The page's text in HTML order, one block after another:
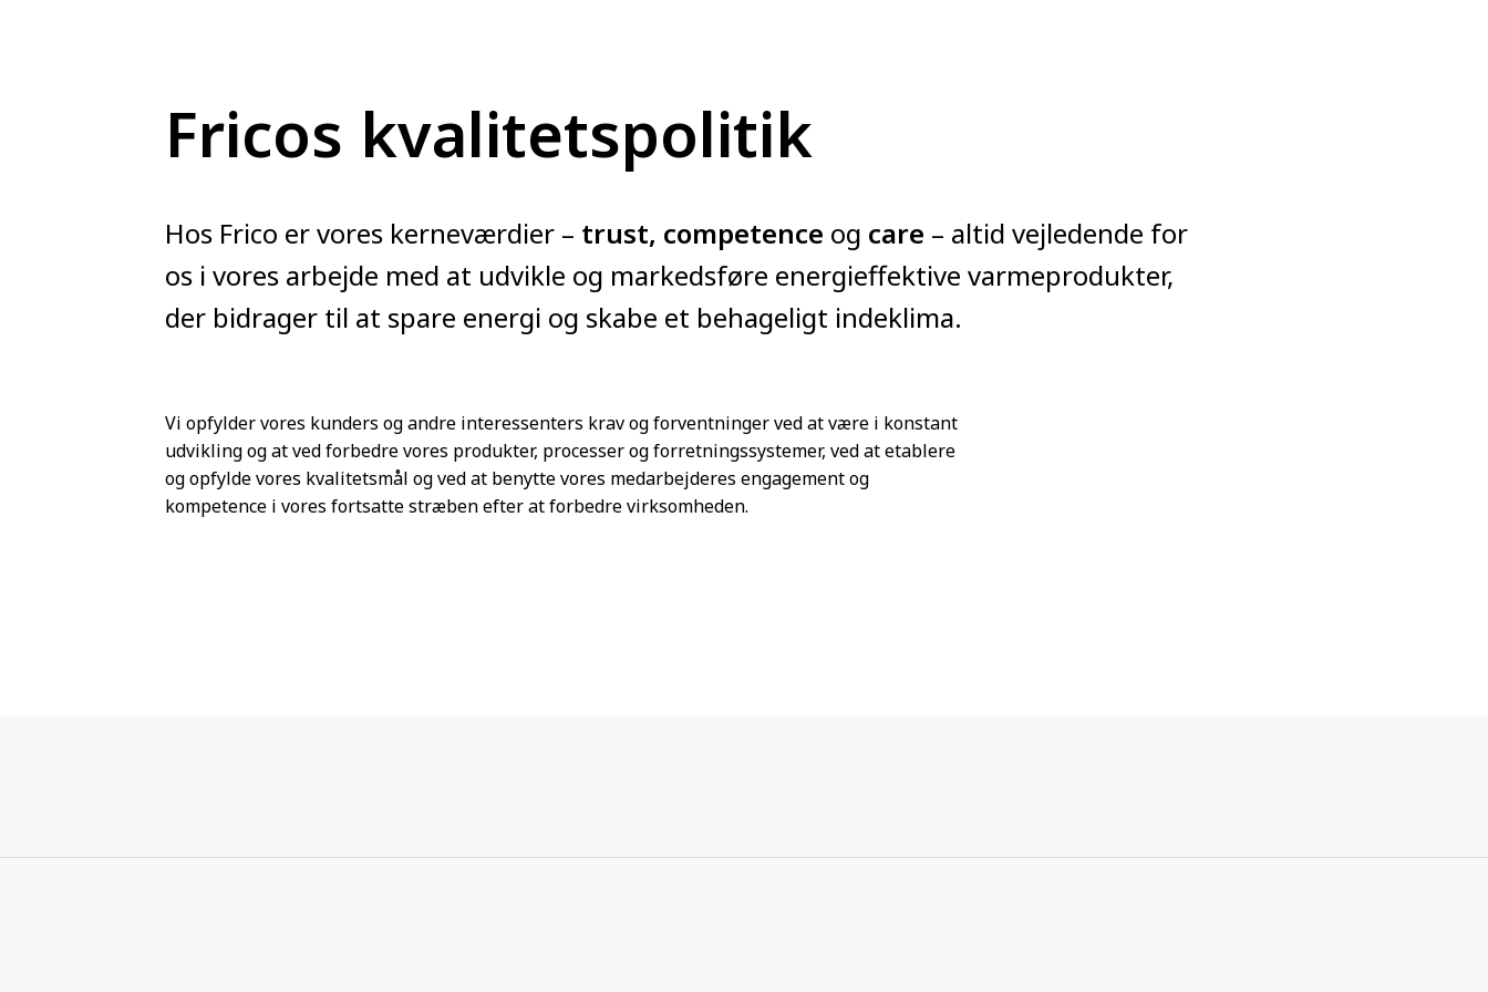
Fricos kvalitetspolitik
Hos Frico er vores kerneværdier – trust, competence og care – altid vejledende for
os i vores arbejde med at udvikle og markedsføre energieffektive varmeprodukter,
der bidrager til at spare energi og skabe et behageligt indeklima.
Vi opfylder vores kunders og andre interessenters krav og forventninger ved at være i konstant
udvikling og at ved forbedre vores produkter, processer og forretningssystemer, ved at etablere
og opfylde vores kvalitetsmål og ved at benytte vores medarbejderes engagement og
kompetence i vores fortsatte stræben efter at forbedre virksomheden.